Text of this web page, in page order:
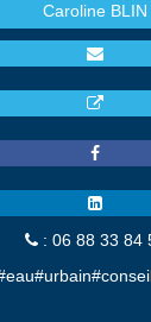
Caroline BLIN
: 06 88 33 84